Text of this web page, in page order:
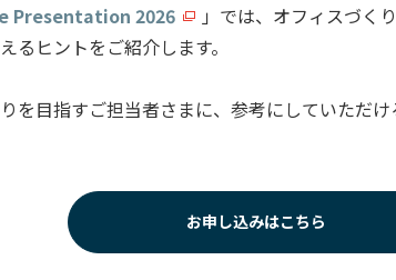
Presentation 2026
」では、オフィスづく
るヒントをご紹介します。
を目指すご担当者さまに、参考にしていただ
お申し込みはこちら